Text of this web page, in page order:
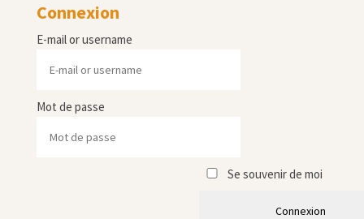
Connexion
E-mail or username
Mot de passe
Se souvenir de moi
Connexion